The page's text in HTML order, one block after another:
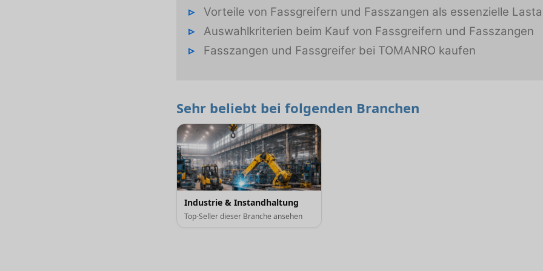
Vorteile von Fassgreifern und Fasszangen als essenzielle
Auswahlkriterien beim Kauf von Fassgreifern und Fasszangen
Fasszangen und Fassgreifer bei TOMANRO kaufen
Sehr beliebt bei folgenden Branchen
Industrie & Instandhaltung
Top-Seller dieser Branche ansehen